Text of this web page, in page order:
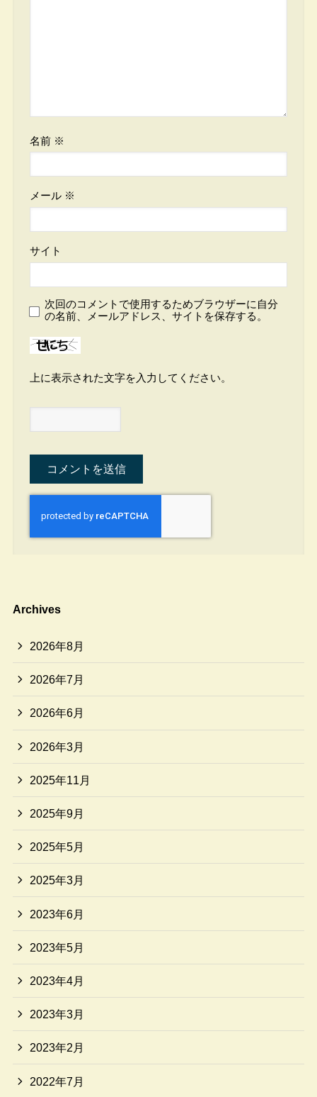
名前 ※
メール ※
サイト
次回のコメントで使用するためブラウザーに自分
の名前、メールアドレス、サイトを保存する。
上に表示された文字を入力してください。
Archives
2026年8月
2026年7月
2026年6月
2026年3月
2025年11月
2025年9月
2025年5月
2025年3月
2023年6月
2023年5月
2023年4月
2023年3月
2023年2月
2022年7月